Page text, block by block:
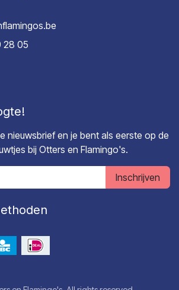
28 05
nieuwsbrief en je bent als eerste op de
bij Otters en Flamingo's.
Inschrijven